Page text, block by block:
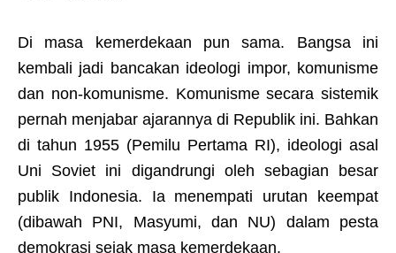
Di masa kemerdekaan pun sama. Bangsa ini
kembali jadi bancakan ideologi impor, komunisme
dan non-komunisme. Komunisme secara sistemik
pernah menjabar ajarannya di Republik ini. Bahkan
di tahun 1955 (Pemilu Pertama RI), ideologi asal
Uni Soviet ini digandrungi oleh sebagian besar
publik Indonesia. Ia menempati urutan keempat
(dibawah PNI, Masyumi, dan NU) dalam pesta
demokrasi sejak masa kemerdekaan.